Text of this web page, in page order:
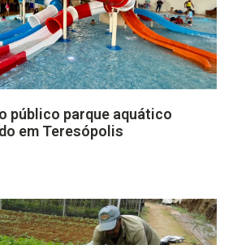
público parque aquático
em Teresópolis